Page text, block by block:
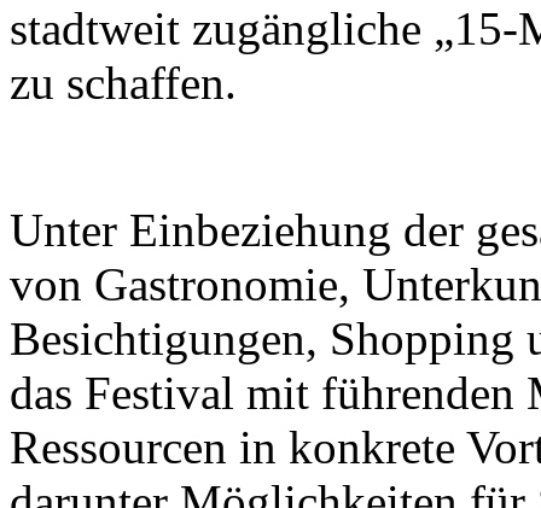
stadtweit zugängliche
zu schaffen.
Unter Einbeziehung der
von Gastronomie,
Besichtigungen, Shopping
das Festival mit führenden
Ressourcen in konkrete